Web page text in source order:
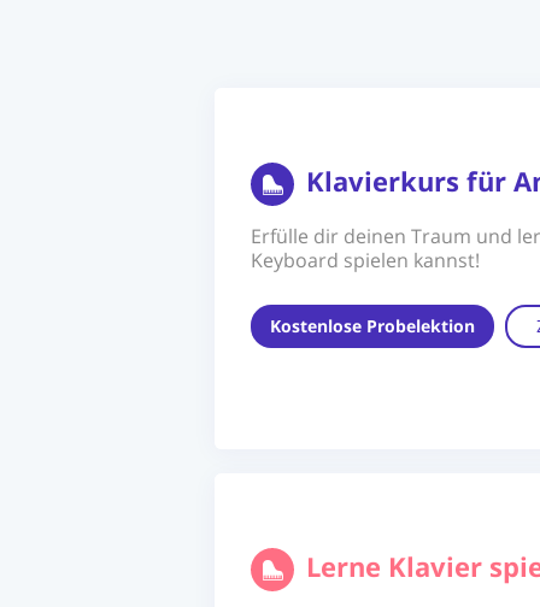
Klavierkurs für
Erfülle dir deinen Traum und
Keyboard spielen kannst!
Kostenlose Probelektion
Lerne Klavier